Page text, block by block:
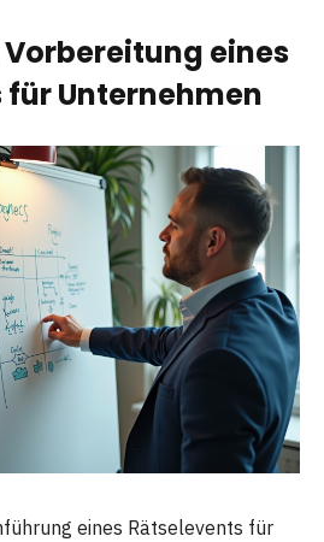
eines
Unternehmen
eines Rätselevents für